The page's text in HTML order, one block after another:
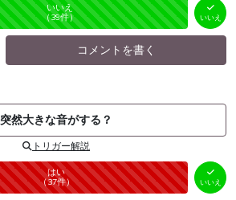
いいえ
（39件） いいえ
コメントを書く
突然大きな音がする？
トリガー解説
はい
（37件） 未投票
いいえ
（ 0件）
いいえ